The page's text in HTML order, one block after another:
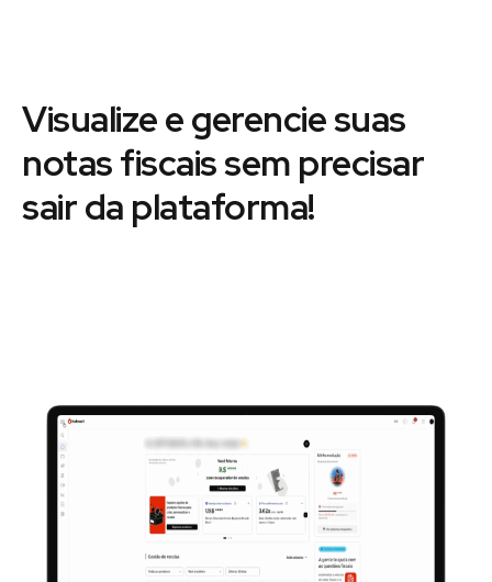
Visualize e gerencie suas
notas fiscais sem precisar
sair da plataforma!